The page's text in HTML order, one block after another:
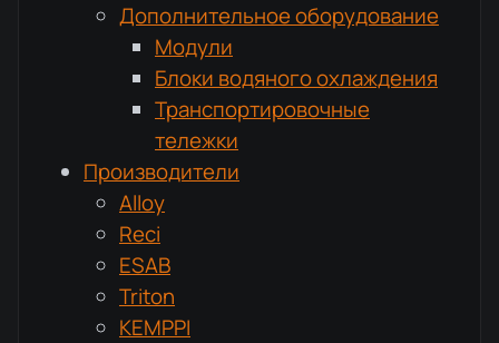
Дополнительное оборудование
Модули
Блоки водяного охлаждения
Транспортировочные
тележки
Производители
Alloy
Reci
ESAB
Triton
KEMPPI